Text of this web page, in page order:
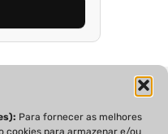
Para fornecer as melhores
cookies para armazenar e/ou